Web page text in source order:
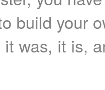
build your
it was, it is,